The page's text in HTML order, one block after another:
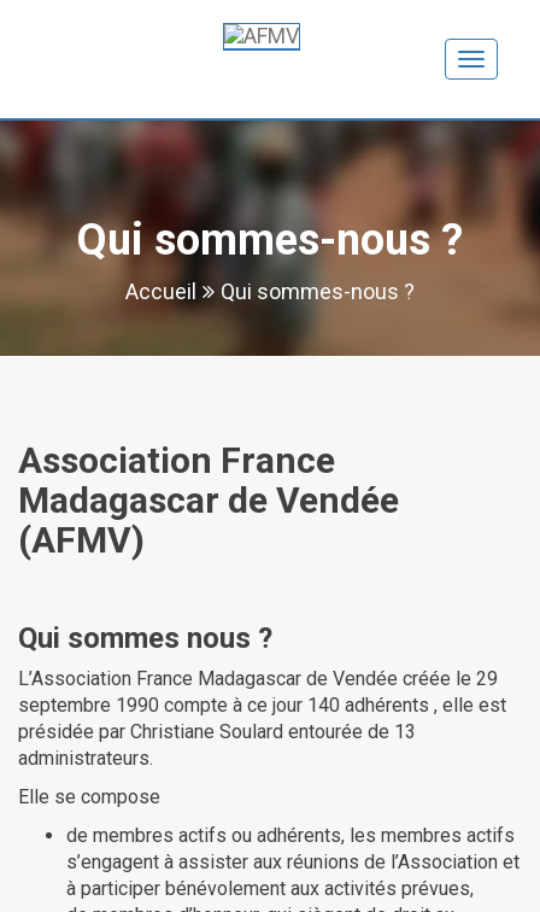
Toggle
navigation
Qui sommes-nous ?
Accueil Qui sommes-nous ?
Association France
Madagascar de Vendée
(AFMV)
Qui sommes nous ?
L’Association France Madagascar de Vendée créée le 29
septembre 1990 compte à ce jour 140 adhérents , elle est
présidée par Christiane Soulard entourée de 13
administrateurs.
Elle se compose
de membres actifs ou adhérents, les membres actifs
s’engagent à assister aux réunions de l’Association et
à participer bénévolement aux activités prévues,